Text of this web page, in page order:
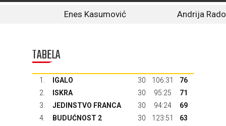
Enes Kasumović
Andrija
TABELA
1. IGALO 30 106:31
76
2.
ISKRA 30 95:25
71
3.
JEDINSTVO FRANCA 30 94:24
69
4.
BUDUĆNOST 2 30 123:51
63